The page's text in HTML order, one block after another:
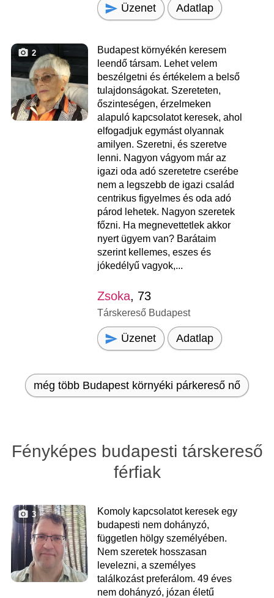
Üzenet Adatlap
2
Budapest környékén keresem
leendő társam. Lehet velem
beszélgetni és értékelem a belső
tulajdonságokat. Szereteten,
őszinteségen, érzelmeken
alapuló kapcsolatot keresek, ahol
elfogadjuk egymást olyannak
amilyen. Szeretni, és szeretve
lenni. Nagyon vágyom már az
igazi oda adó szeretetre cserébe
nem a legszebb de igazi család
centrikus figyelmes és oda adó
párod lehetek. Nagyon szeretek
főzni. Ha megnevettetlek akkor
nyert ügyem van? Barátaim
szerint kellemes, eszes és
jókedélyű vagyok,...
Zsoka, 73
Társkereső Budapest
Üzenet Adatlap
még több Budapest környéki párkereső nő
Fényképes budapesti társkereső
férfiak
3
Komoly kapcsolatot keresek egy
budapesti nem dohányzó,
független hölgy személyében.
Nem szeretek hosszasan
levelezni, a személyes
találkozást preferálom. 49 éves
nem dohányzó, józan életű